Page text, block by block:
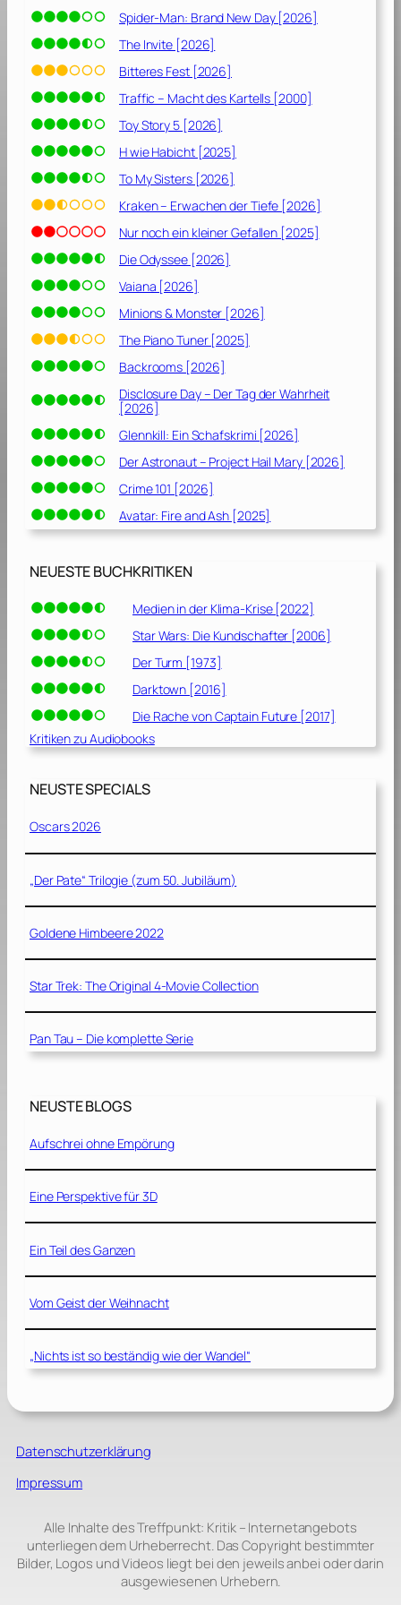
e
s
A
e
n
t
e
u
e
r
[
2
0
8
]
Spider-Man: Brand New Day [2026]
The Invite [2026]
Bitteres Fest [2026]
Traffic – Macht des Kartells [2000]
Toy Story 5 [2026]
H wie Habicht [2025]
To My Sisters [2026]
Kraken – Erwachen der Tiefe [2026]
Nur noch ein kleiner Gefallen [2025]
Die Odyssee [2026]
Vaiana [2026]
Minions & Monster [2026]
The Piano Tuner [2025]
Backrooms [2026]
Disclosure Day – Der Tag der Wahrheit
[2026]
Glennkill: Ein Schafskrimi [2026]
Der Astronaut – Project Hail Mary [2026]
Crime 101 [2026]
Avatar: Fire and Ash [2025]
NEUESTE BUCHKRITIKEN
Medien in der Klima-Krise [2022]
Star Wars: Die Kundschafter [2006]
Der Turm [1973]
Darktown [2016]
Die Rache von Captain Future [2017]
Kritiken zu Audiobooks
NEUSTE SPECIALS
Oscars 2026
„Der Pate“ Trilogie (zum 50. Jubiläum)
Goldene Himbeere 2022
Star Trek: The Original 4-Movie Collection
Pan Tau – Die komplette Serie
NEUSTE BLOGS
Aufschrei ohne Empörung
Eine Perspektive für 3D
Ein Teil des Ganzen
Vom Geist der Weihnacht
„Nichts ist so beständig wie der Wandel“
Datenschutzerklärung
Impressum
Alle Inhalte des Treffpunkt: Kritik – Internetangebots
unterliegen dem Urheberrecht. Das Copyright bestimmter
Bilder, Logos und Videos liegt bei den jeweils anbei oder darin
ausgewiesenen Urhebern.